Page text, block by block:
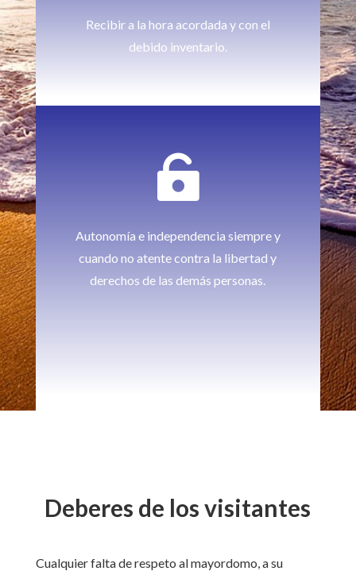
Recibir a la hora acordada y con el
debido inventario.

Autonomía e independencia siempre y
cuando no atente contra la libertad y
derechos de las demás personas.
Deberes de los visitantes
Cualquier falta de respeto al mayordomo, a su